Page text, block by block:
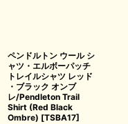
ペンドルトン ウール シ
ャツ・エルボーパッチ
トレイルシャツ レッド
・ブラック オンブ
レ/Pendleton Trail
Shirt (Red Black
Ombre) [TSBA17]